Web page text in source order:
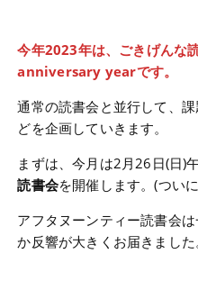
今年2023年は、ごきげんな
anniversary yearです。
通常の読書会と並行して、
どを企画していきます。
まずは、今月は2月26日(日)
読書会を開催します。(つい
アフタヌーンティー読書会
か反響が大きくお届きました